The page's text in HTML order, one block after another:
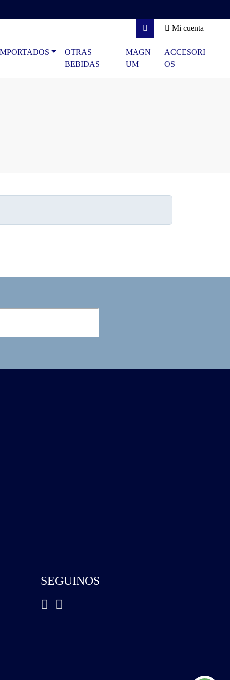
Search
Mi cuenta
OTRAS
BEBIDAS
MAGN
UM
ACCESORI
OS
SEGUINOS